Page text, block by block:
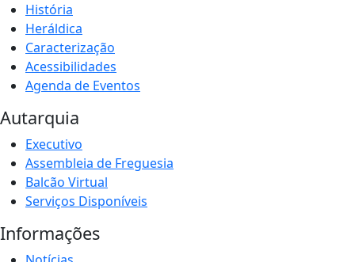
História
Heráldica
Caracterização
Acessibilidades
Agenda de Eventos
Autarquia
Executivo
Assembleia de Freguesia
Balcão Virtual
Serviços Disponíveis
Informações